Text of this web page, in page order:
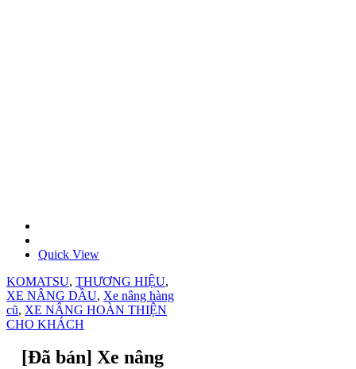
Quick View
KOMATSU, THƯƠNG HIỆU,
XE NÂNG DẦU, Xe nâng hàng
cũ, XE NÂNG HOÀN THIỆN
CHO KHÁCH
[Đã bán] Xe nâng